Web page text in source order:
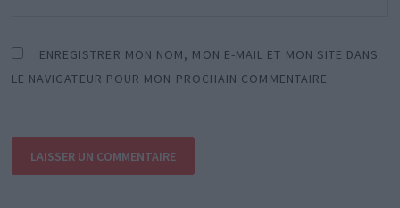
ENREGISTRER MON NOM, MON E-MAIL ET MON SITE DANS
LE NAVIGATEUR POUR MON PROCHAIN COMMENTAIRE.